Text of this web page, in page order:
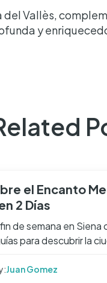
del Vallès,
y
el Encanto
2 Días
de semana en Siena
para descubrir la
Juan Gomez